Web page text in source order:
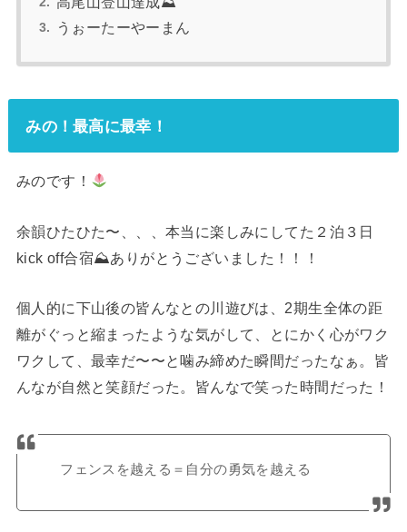
うぉーたーやーまん
みの！最高に最幸！
みのです！
余韻ひたひた〜、、、本当に楽しみにしてた２泊３日
kick off合宿⛰ありがとうございました！！！
個人的に下山後の皆んなとの川遊びは、2期生全体の距
離がぐっと縮まったような気がして、とにかく心がワク
ワクして、最幸だ〜〜と噛み締めた瞬間だったなぁ。皆
んなが自然と笑顔だった。皆んなで笑った時間だった！
フェンスを越える＝自分の勇気を越える